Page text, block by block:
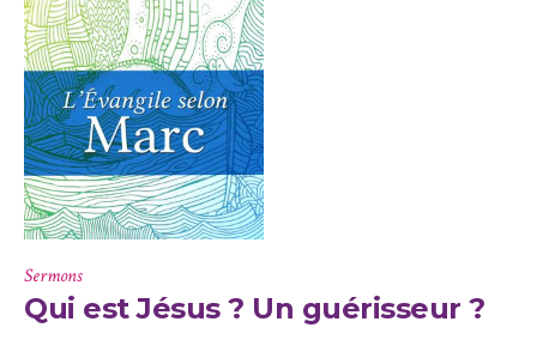
Sermons
Qui est Jésus ? Un guérisseur ?